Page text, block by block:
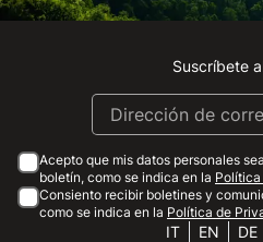
Suscríbete
Acepto que mis datos personales
boletín, como se indica en la
Consiento recibir boletines y
como se indica en la Política de
IT EN DE